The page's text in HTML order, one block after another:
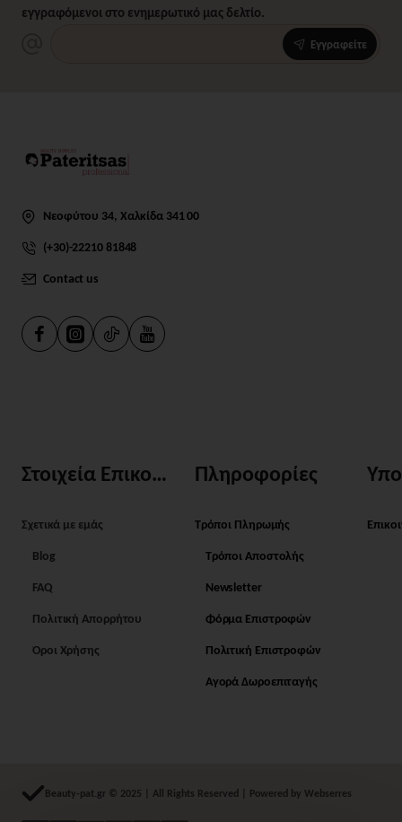
εγγραφόμενοι στο ενημερωτικό μας δελτίο.
Εγγραφείτε
Νεοφύτου 34, Χαλκίδα 341 00
(+30)-22210 81848
Contact us
Στοιχεία Επικοινωνίας
Σχετικά με εμάς
Blog
FAQ
Πολιτική Απορρήτου
Όροι Χρήσης
Πληροφορίες
Τρόποι Πληρωμής
Τρόποι Αποστολής
Newsletter
Φόρμα Επιστροφών
Πολιτική Επιστροφών
Αγορά Δωροεπιταγής
Beauty-pat.gr © 2025 | All Rights Reserved | Powered by Webserres